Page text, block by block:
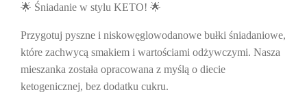
🌟 Śniadanie w stylu KETO! 🌟
Przygotuj pyszne i niskowęglowodanowe bułki śniadaniowe,
które zachwycą smakiem i wartościami odżywczymi. Nasza
mieszanka została opracowana z myślą o diecie
ketogenicznej, bez dodatku cukru.